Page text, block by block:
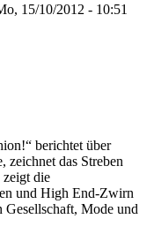
15/10/2012 - 10:51
berichtet über
zeichnet das Streben
zeigt die
und High End-Zwirn
Gesellschaft, Mode und